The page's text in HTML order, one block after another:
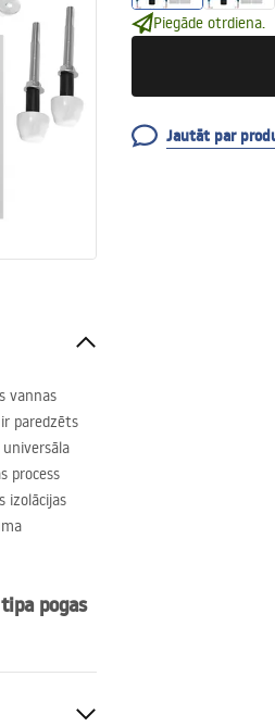
Piegāde otrdiena.
Jautāt par
vannas
paredzēts
process
izolācijas
pogas